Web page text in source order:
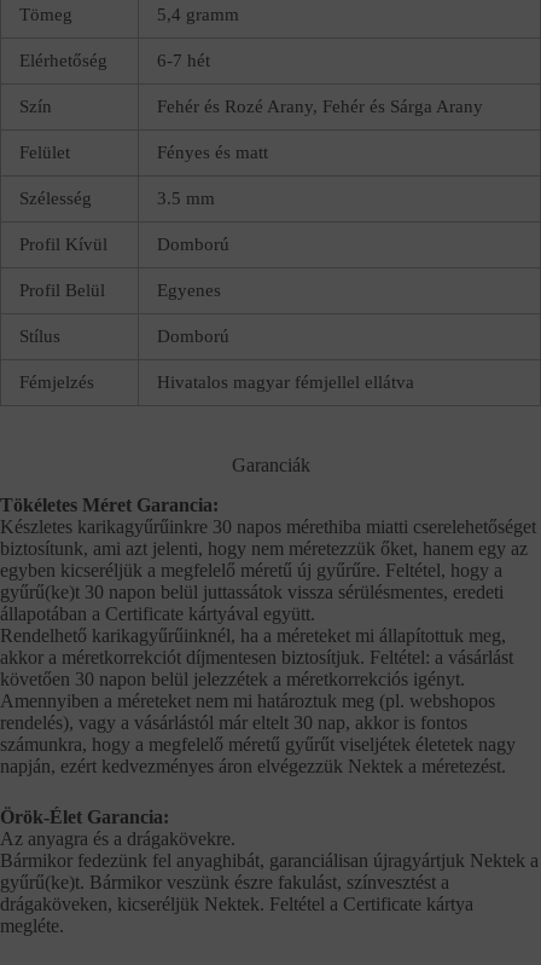
Tömeg 5,4 gramm
Elérhetőség 6-7 hét
Szín Fehér és Rozé Arany, Fehér és Sárga Arany
Felület Fényes és matt
Szélesség 3.5 mm
Profil Kívül Domború
Profil Belül Egyenes
Stílus Domború
Fémjelzés Hivatalos magyar fémjellel ellátva
Garanciák
Tökéletes Méret Garancia:
Készletes karikagyűrűinkre 30 napos mérethiba miatti cserelehetőséget
biztosítunk, ami azt jelenti, hogy nem méretezzük őket, hanem egy az
egyben kicseréljük a megfelelő méretű új gyűrűre. Feltétel, hogy a
gyűrű(ke)t 30 napon belül juttassátok vissza sérülésmentes, eredeti
állapotában a Certificate kártyával együtt.
Rendelhető karikagyűrűinknél, ha a méreteket mi állapítottuk meg,
akkor a méretkorrekciót díjmentesen biztosítjuk. Feltétel: a vásárlást
követően 30 napon belül jelezzétek a méretkorrekciós igényt.
Amennyiben a méreteket nem mi határoztuk meg (pl. webshopos
rendelés), vagy a vásárlástól már eltelt 30 nap, akkor is fontos
számunkra, hogy a megfelelő méretű gyűrűt viseljétek életetek nagy
napján, ezért kedvezményes áron elvégezzük Nektek a méretezést.
Örök-Élet Garancia:
Az anyagra és a drágakövekre.
Bármikor fedezünk fel anyaghibát, garanciálisan újragyártjuk Nektek a
gyűrű(ke)t. Bármikor veszünk észre fakulást, színvesztést a
drágaköveken, kicseréljük Nektek. Feltétel a Certificate kártya
megléte.